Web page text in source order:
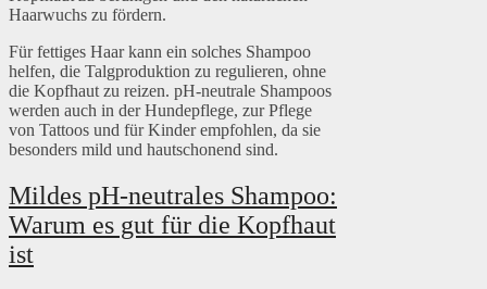
Haarwuchs zu fördern.
Für fettiges Haar kann ein solches Shampoo
helfen, die Talgproduktion zu regulieren, ohne
die Kopfhaut zu reizen. pH-neutrale Shampoos
werden auch in der Hundepflege, zur Pflege
von Tattoos und für Kinder empfohlen, da sie
besonders mild und hautschonend sind.
Mildes pH-neutrales Shampoo:
Warum es gut für die Kopfhaut
ist